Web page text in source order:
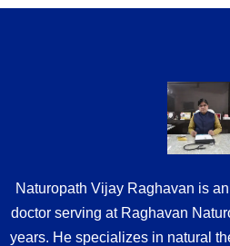
Naturopath Vijay Raghavan is
doctor serving at Raghavan
years. He specializes in natural